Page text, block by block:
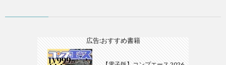
広告:おすすめ書籍